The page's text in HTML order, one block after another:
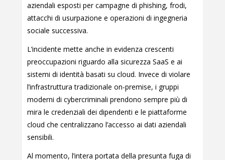
aziendali esposti per campagne di phishing, frodi,
attacchi di usurpazione e operazioni di ingegneria
sociale successiva.
L’incidente mette anche in evidenza crescenti
preoccupazioni riguardo alla sicurezza SaaS e ai
sistemi di identità basati su cloud. Invece di violare
l’infrastruttura tradizionale on-premise, i gruppi
moderni di cybercriminali prendono sempre più di
mira le credenziali dei dipendenti e le piattaforme
cloud che centralizzano l’accesso ai dati aziendali
sensibili.
Al momento, l’intera portata della presunta fuga di